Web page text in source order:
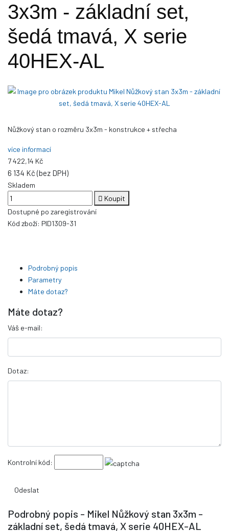
3x3m - základní set,
šedá tmavá, X serie
40HEX-AL
Nůžkový stan o rozměru 3x3m - konstrukce + střecha
více informací
7 422,14 Kč
6 134 Kč (bez DPH)
Skladem
Koupit
Dostupné po zaregistrování
Kód zboží: PID1309-31
Podrobný popis
Parametry
Máte dotaz?
Máte dotaz?
Váš e-mail:
Dotaz:
Kontrolní kód:
Podrobný popis - Mikel Nůžkový stan 3x3m -
základní set, šedá tmavá, X serie 40HEX-AL